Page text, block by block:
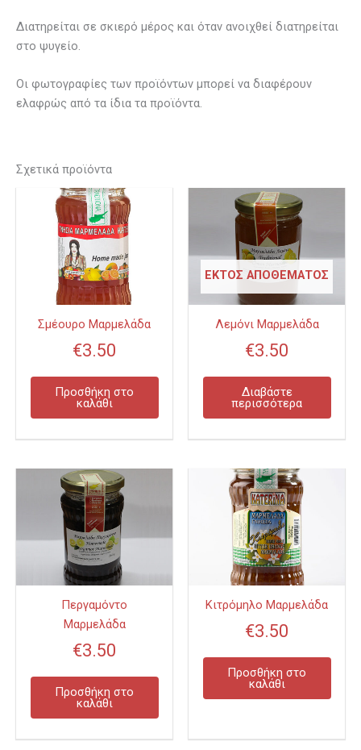
Διατηρείται σε σκιερό μέρος και όταν ανοιχθεί διατηρείται
στο ψυγείο.
Οι φωτογραφίες των προϊόντων μπορεί να διαφέρουν
ελαφρώς από τα ίδια τα προϊόντα.
Σχετικά προϊόντα
Σμέουρο Μαρμελάδα
€3.50
Προσθήκη στο
καλάθι
ΕΚΤΌΣ ΑΠΟΘΈΜΑΤΟΣ
Λεμόνι Μαρμελάδα
€3.50
Διαβάστε
περισσότερα
Περγαμόντο
Μαρμελάδα
€3.50
Προσθήκη στο
καλάθι
Κιτρόμηλο Μαρμελάδα
€3.50
Προσθήκη στο
καλάθι